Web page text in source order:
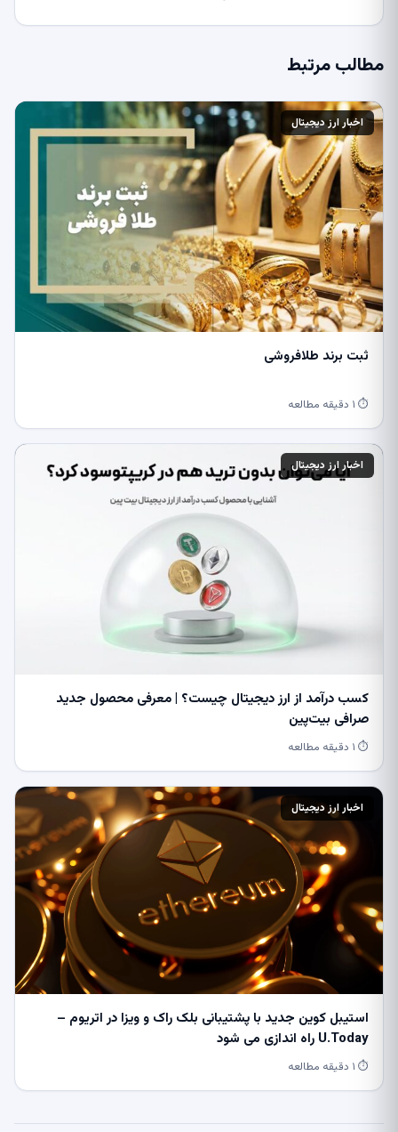
مطالب مرتبط
اخبار ارز دیجیتال
ثبت برند طلافروشی
⏱ ۱ دقیقه مطالعه
اخبار ارز دیجیتال
کسب درآمد از ارز دیجیتال چیست؟ | معرفی محصول جدید
صرافی بیت‌پین
⏱ ۱ دقیقه مطالعه
اخبار ارز دیجیتال
استیبل کوین جدید با پشتیبانی بلک راک و ویزا در اتریوم –
U.Today راه اندازی می شود
⏱ ۱ دقیقه مطالعه